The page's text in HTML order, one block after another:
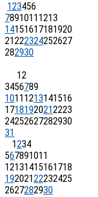
123456
7891011 1213
14151617181920
21222324252627
282930
12
3456789
1011 1213141516
17181920212223
24252627282930
31
1234
567891011
12131415161718
19202122232425
2627282930